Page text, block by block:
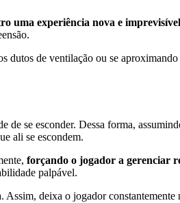
uma experiência nova e imprevisível
de ventilação ou se
se esconder. Dessa forma,
ali se escondem.
forçando o jogador a gerenciar
palpável.
deixa o jogador